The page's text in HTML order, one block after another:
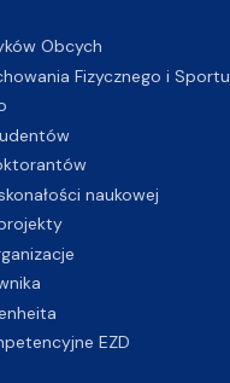
Obcych
Fizycznego i Sportu
naukowej
EZD